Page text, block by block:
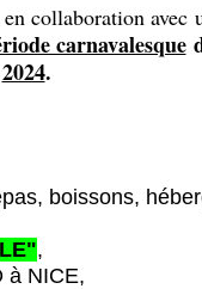
collaboration avec
carnavalesque
2024.
boissons,
,
à NICE,